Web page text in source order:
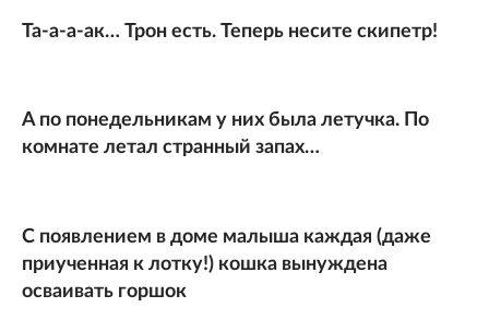
Та-а-а-ак… Трон есть. Теперь несите скипетр!
А по понедельникам у них была летучка. По
комнате летал странный запах…
С появлением в доме малыша каждая (даже
приученная к лотку!) кошка вынуждена
осваивать горшок